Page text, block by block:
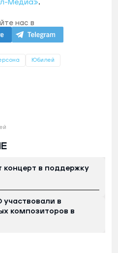
Медиа».
нас в
Юбилей
концерт в поддержку
в
композиторов в